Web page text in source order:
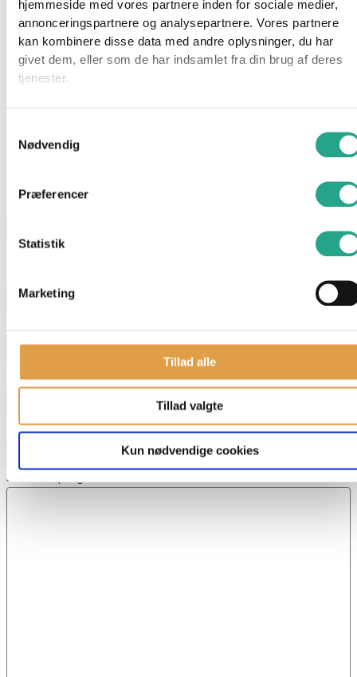
hjemmeside med vores partnere inden for sociale medier,
annonceringspartnere og analysepartnere. Vores partnere
kan kombinere disse data med andre oplysninger, du har
givet dem, eller som de har indsamlet fra din brug af deres
tjenester.
Nødvendig
Præferencer
Statistik
Marketing
Tillad alle
Tillad valgte
Kun nødvendige cookies
rysten og raslen giver deres grovmotoriske færdigheder et
godt boost.
Specifikationer
Alder: 3 mdr+
" indikerer påkrævede felter
varenavn
Telefon
Skriv dit spørgsmål